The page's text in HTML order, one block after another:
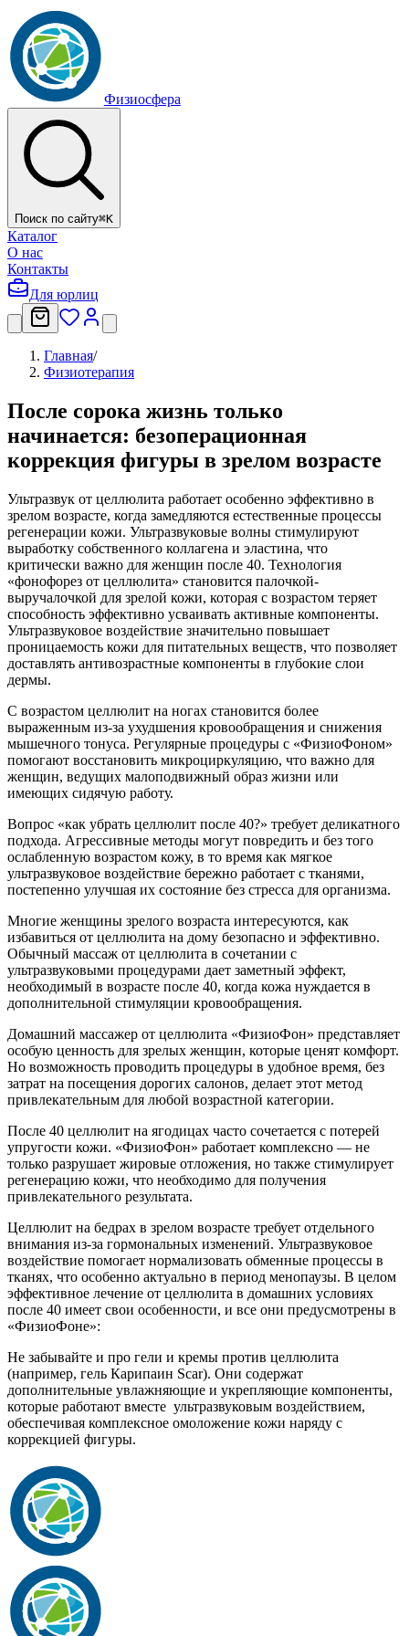
Физиосфера
Поиск по сайту⌘K
Каталог
О нас
Контакты
Для юрлиц
Главная/
Физиотерапия
После сорока жизнь только
начинается: безоперационная
коррекция фигуры в зрелом возрасте
Ультразвук от целлюлита работает особенно эффективно в
зрелом возрасте, когда замедляются естественные процессы
регенерации кожи. Ультразвуковые волны стимулируют
выработку собственного коллагена и эластина, что
критически важно для женщин после 40. Технология
«фонофорез от целлюлита» становится палочкой-
выручалочкой для зрелой кожи, которая с возрастом теряет
способность эффективно усваивать активные компоненты.
Ультразвуковое воздействие значительно повышает
проницаемость кожи для питательных веществ, что позволяет
доставлять антивозрастные компоненты в глубокие слои
дермы.
С возрастом целлюлит на ногах становится более
выраженным из-за ухудшения кровообращения и снижения
мышечного тонуса. Регулярные процедуры с «ФизиоФоном»
помогают восстановить микроциркуляцию, что важно для
женщин, ведущих малоподвижный образ жизни или
имеющих сидячую работу.
Вопрос «как убрать целлюлит после 40?» требует деликатного
подхода. Агрессивные методы могут повредить и без того
ослабленную возрастом кожу, в то время как мягкое
ультразвуковое воздействие бережно работает с тканями,
постепенно улучшая их состояние без стресса для организма.
Многие женщины зрелого возраста интересуются, как
избавиться от целлюлита на дому безопасно и эффективно.
Обычный массаж от целлюлита в сочетании с
ультразвуковыми процедурами дает заметный эффект,
необходимый в возрасте после 40, когда кожа нуждается в
дополнительной стимуляции кровообращения.
Домашний массажер от целлюлита «ФизиоФон» представляет
особую ценность для зрелых женщин, которые ценят комфорт.
Но возможность проводить процедуры в удобное время, без
затрат на посещения дорогих салонов, делает этот метод
привлекательным для любой возрастной категории.
После 40 целлюлит на ягодицах часто сочетается с потерей
упругости кожи. «ФизиоФон» работает комплексно — не
только разрушает жировые отложения, но также стимулирует
регенерацию кожи, что необходимо для получения
привлекательного результата.
Целлюлит на бедрах в зрелом возрасте требует отдельного
внимания из-за гормональных изменений. Ультразвуковое
воздействие помогает нормализовать обменные процессы в
тканях, что особенно актуально в период менопаузы. В целом
эффективное лечение от целлюлита в домашних условиях
после 40 имеет свои особенности, и все они предусмотрены в
«ФизиоФоне»:
Не забывайте и про гели и кремы против целлюлита
(например, гель Карипаин Scar). Они содержат
дополнительные увлажняющие и укрепляющие компоненты,
которые работают вместе ультразвуковым воздействием,
обеспечивая комплексное омоложение кожи наряду с
коррекцией фигуры.